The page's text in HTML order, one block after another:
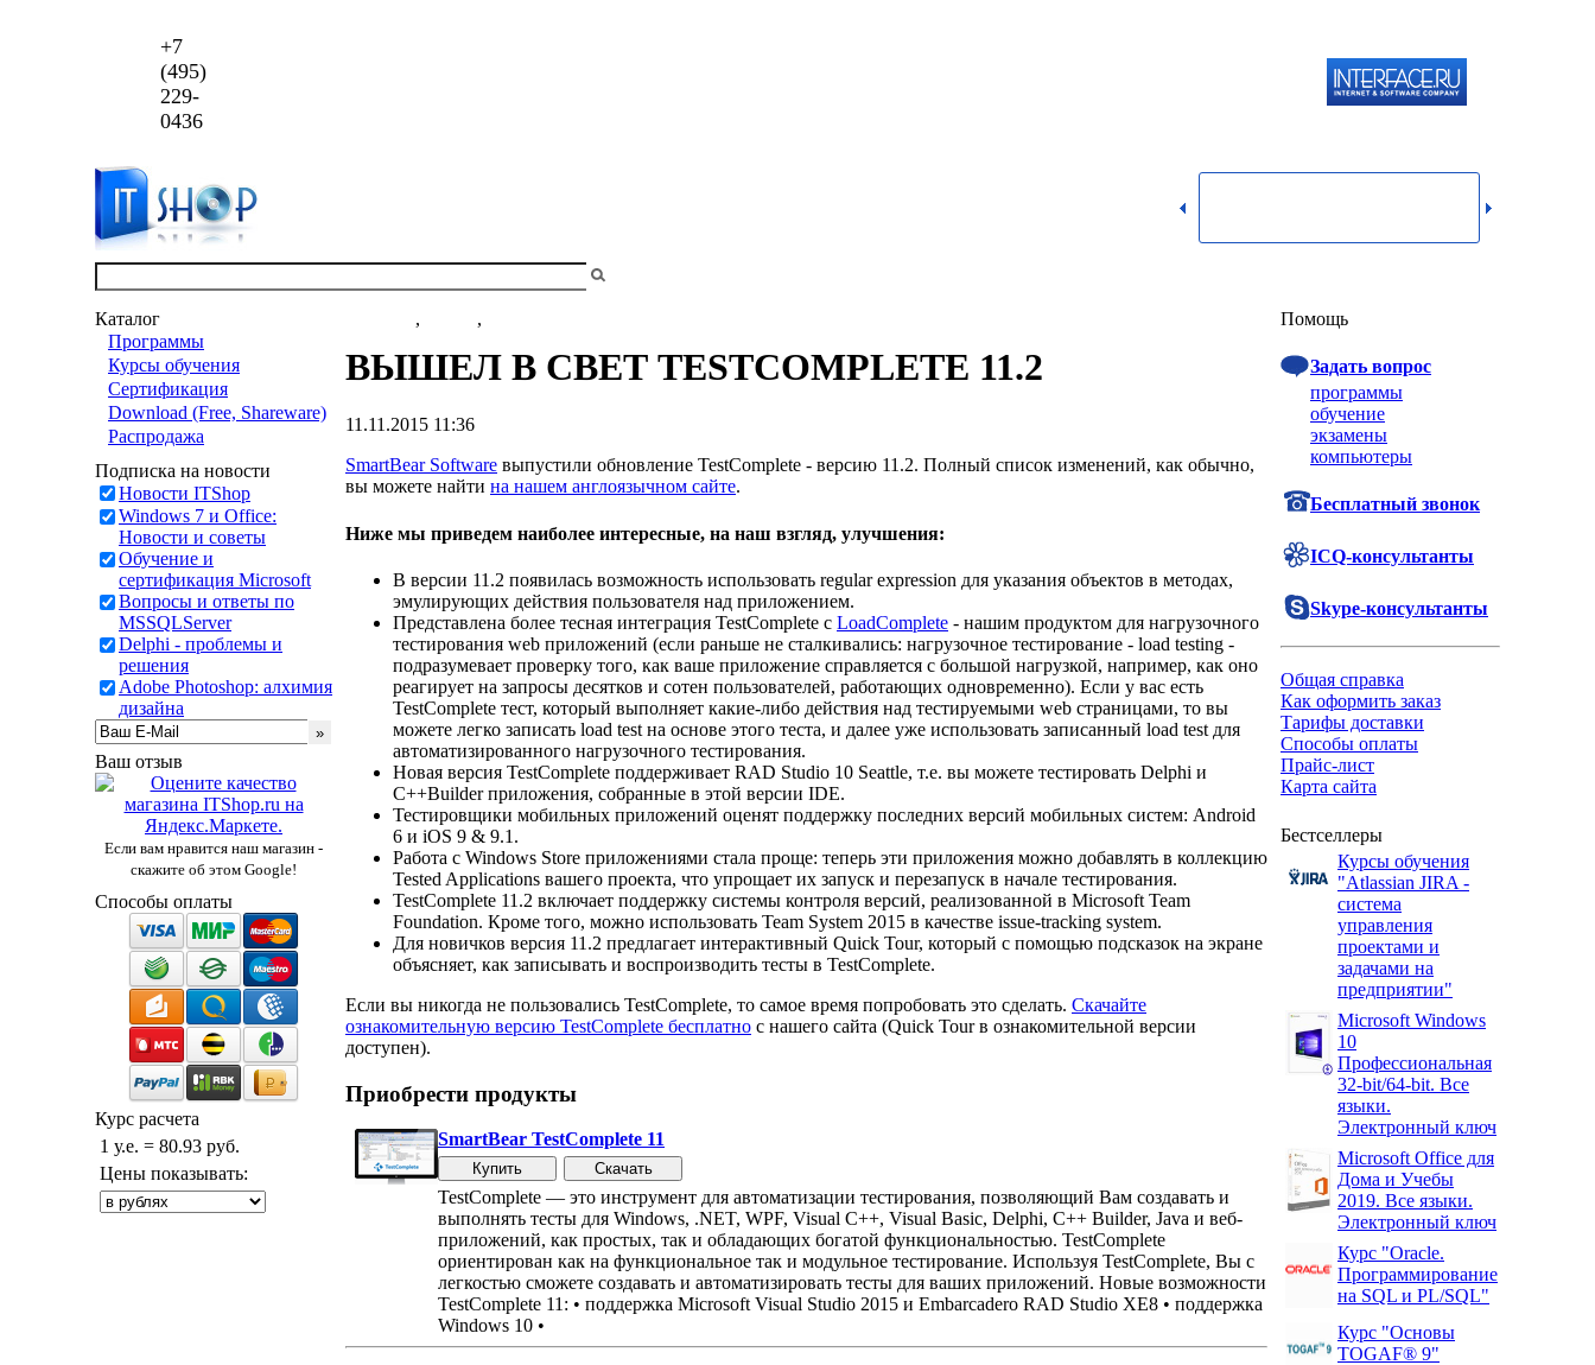
+7
(495)
229-
0436
Каталог
Программы
Курсы обучения
Сертификация
Download (Free, Shareware)
Распродажа
Подписка на новости
Новости ITShop
Windows 7 и Office:
Новости и советы
Обучение и
сертификация Microsoft
Вопросы и ответы по
MSSQLServer
Delphi - проблемы и
решения
Adobe Photoshop: алхимия
дизайна
Ваш отзыв
Если вам нравится наш магазин -
скажите об этом Google!
Способы оплаты
Курс расчета
1 у.е. = 80.93 руб.
Цены показывать:
, ,
ВЫШЕЛ В СВЕТ TESTCOMPLETE 11.2
11.11.2015 11:36
SmartBear Software выпустили обновление TestComplete - версию 11.2. Полный список изменений, как обычно,
вы можете найти на нашем англоязычном сайте.
Ниже мы приведем наиболее интересные, на наш взгляд, улучшения:
В версии 11.2 появилась возможность использовать regular expression для указания объектов в методах,
эмулирующих действия пользователя над приложением.
Представлена более тесная интеграция TestComplete с LoadComplete - нашим продуктом для нагрузочного
тестирования web приложений (если раньше не сталкивались: нагрузочное тестирование - load testing -
подразумевает проверку того, как ваше приложение справляется с большой нагрузкой, например, как оно
реагирует на запросы десятков и сотен пользователей, работающих одновременно). Если у вас есть
TestComplete тест, который выполняет какие-либо действия над тестируемыми web страницами, то вы
можете легко записать load test на основе этого теста, и далее уже использовать записанный load test для
автоматизированного нагрузочного тестирования.
Новая версия TestComplete поддерживает RAD Studio 10 Seattle, т.е. вы можете тестировать Delphi и
C++Builder приложения, собранные в этой версии IDE.
Тестировщики мобильных приложений оценят поддержку последних версий мобильных систем: Android
6 и iOS 9 & 9.1.
Работа с Windows Store приложениями стала проще: теперь эти приложения можно добавлять в коллекцию
Tested Applications вашего проекта, что упрощает их запуск и перезапуск в начале тестирования.
TestComplete 11.2 включает поддержку системы контроля версий, реализованной в Microsoft Team
Foundation. Кроме того, можно использовать Team System 2015 в качестве issue-tracking system.
Для новичков версия 11.2 предлагает интерактивный Quick Tour, который с помощью подсказок на экране
объясняет, как записывать и воспроизводить тесты в TestComplete.
Если вы никогда не пользовались TestComplete, то самое время попробовать это сделать. Скачайте
ознакомительную версию TestComplete бесплатно с нашего сайта (Quick Tour в ознакомительной версии
доступен).
Приобрести продукты
SmartBear TestComplete 11
TestComplete — это инструмент для автоматизации тестирования, позволяющий Вам создавать и
выполнять тесты для Windows, .NET, WPF, Visual C++, Visual Basic, Delphi, C++ Builder, Java и веб-
приложений, как простых, так и обладающих богатой функциональностью. TestComplete
ориентирован как на функциональное так и модульное тестирование. Используя TestComplete, Вы с
легкостью сможете создавать и автоматизировать тесты для ваших приложений. Новые возможности
TestComplete 11: • поддержка Microsoft Visual Studio 2015 и Embarcadero RAD Studio XE8 • поддержка
Windows 10 •
Помощь
Задать вопрос
программы
обучение
экзамены
компьютеры
Бесплатный звонок
ICQ-консультанты
Skype-консультанты
Общая справка
Как оформить заказ
Тарифы доставки
Способы оплаты
Прайс-лист
Карта сайта
Бестселлеры
Курсы обучения
"Atlassian JIRA -
система
управления
проектами и
задачами на
предприятии"
Microsoft Windows
10
Профессиональная
32-bit/64-bit. Все
языки.
Электронный ключ
Microsoft Office для
Дома и Учебы
2019. Все языки.
Электронный ключ
Курс "Oracle.
Программирование
на SQL и PL/SQL"
Курс "Основы
TOGAF® 9"